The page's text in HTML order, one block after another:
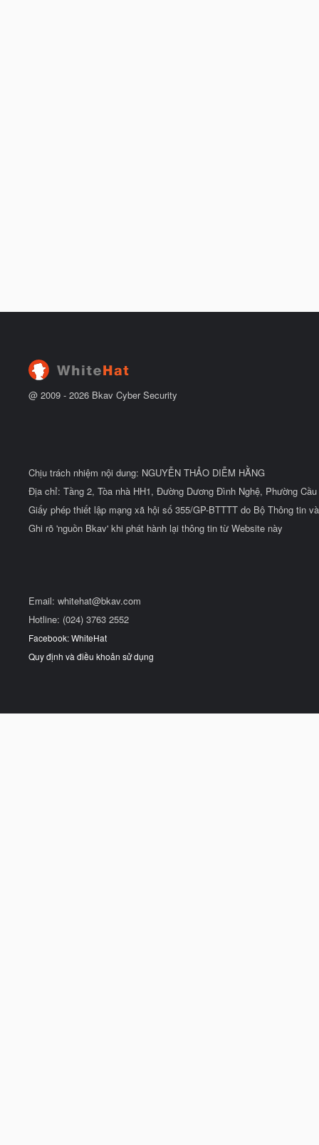
@ 2009 - 2026 Bkav Cyber Security
Chịu trách nhiệm nội dung: NGUYỄN THẢO DIỄM HẰNG
Địa chỉ: Tầng 2, Tòa nhà HH1, Đường Dương Đình Nghệ, Phường
Giấy phép thiết lập mạng xã hội số 355/GP-BTTTT do Bộ Thông tin
Ghi rõ 'nguồn Bkav' khi phát hành lại thông tin từ Website này
Email: whitehat@bkav.com
Hotline: (024) 3763 2552
Facebook: WhiteHat
Quy định và điều khoản sử dụng